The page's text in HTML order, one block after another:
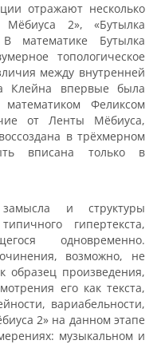
отражают несколько
2», «Бутылка
математике Бутылка
топологическое
между внутренней
Клейна впервые была
Феликсом
от Ленты Мёбиуса,
в трёхмерном
вписана только в
и структуры
гипертекста,
одновременно.
возможно, не
образец произведения,
его как текста,
вариабельности,
2» на данном этапе
музыкальном и